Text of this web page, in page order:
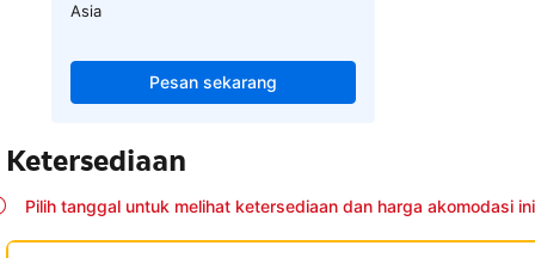
Asia
Pesan sekarang
Ketersediaan
Pilih tanggal untuk melihat ketersediaan dan harga akomodasi ini